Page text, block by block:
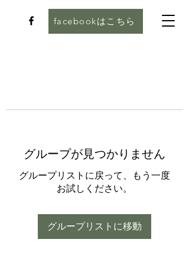
facebookはこちら
グループが見つかりません
グループリストに戻って、もう一度
お試しください。
グループリストに移動